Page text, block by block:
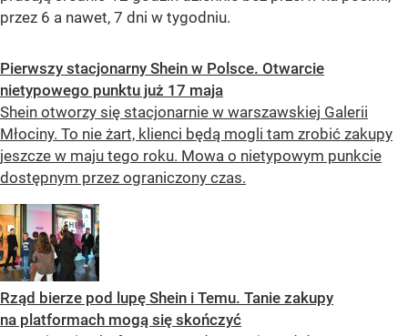
przez 6 a nawet, 7 dni w tygodniu.
Pierwszy stacjonarny Shein w Polsce. Otwarcie
nietypowego punktu już 17 maja
Shein otworzy się stacjonarnie w warszawskiej Galerii
Młociny. To nie żart, klienci będą mogli tam zrobić zakupy
jeszcze w maju tego roku. Mowa o nietypowym punkcie
dostępnym przez ograniczony czas.
Rząd bierze pod lupę Shein i Temu. Tanie zakupy
na platformach mogą się skończyć